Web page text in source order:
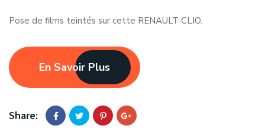
Pose de films teintés sur cette RENAULT CLIO.
En Savoir Plus
Share: